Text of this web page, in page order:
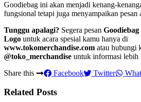
Goodiebag ini akan menjadi kenang-
fungsional tetapi juga menyampaikan pesan
Tunggu apalagi? Segera pesan
Logo untuk acara spesial kamu hanya di
www.tokomerchandise.com atau hubungi
@toko_merchandise untuk informasi lebih
Share this
Facebook Twitter
Related Posts